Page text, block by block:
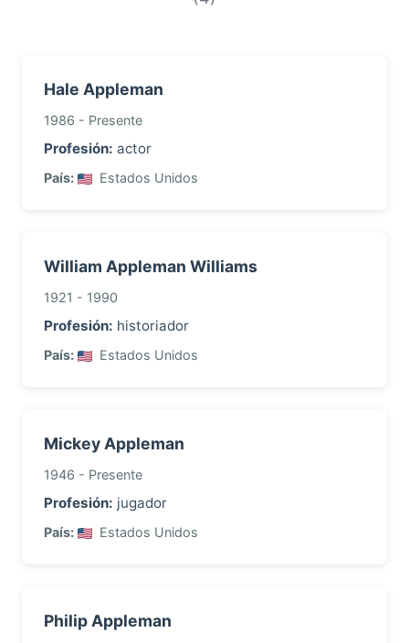
Hale Appleman
1986 - Presente
Profesión: actor
País: Estados Unidos
William Appleman Williams
1921 - 1990
Profesión: historiador
País: Estados Unidos
Mickey Appleman
1946 - Presente
Profesión: jugador
País: Estados Unidos
Philip Appleman